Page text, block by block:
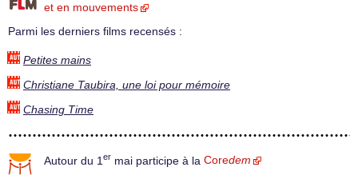
et en mouvements
Parmi les derniers films recensés :
Petites mains
Christiane Taubira, une loi pour mémoire
Chasing Time
Autour du 1 er mai participe à la Coredem